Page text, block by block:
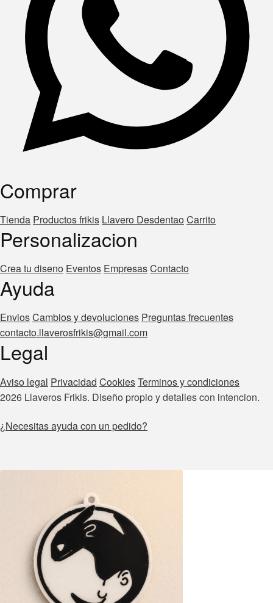
Comprar
Tienda Productos frikis Llavero Desdentao Carrito
Personalizacion
Crea tu diseno Eventos EmpresasContacto
Ayuda
EnviosCambios y devoluciones Preguntas frecuentes
contacto.llaverosfrikis@gmail.com
Legal
Aviso legal Privacidad CookiesTerminos y condiciones
2026 Llaveros Frikis. Diseño propio y detalles con intencion.
¿Necesitas ayuda con un pedido?